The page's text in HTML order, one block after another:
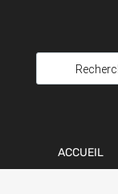
ACCUEIL